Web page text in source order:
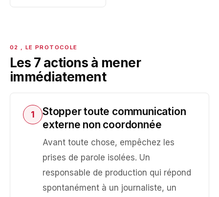
Les 7 actions à mener
immédiatement
1
Stopper toute communication
externe non coordonnée
Avant toute chose, empêchez les
prises de parole isolées. Un
responsable de production qui répond
spontanément à un journaliste, un